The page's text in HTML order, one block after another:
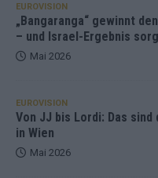
EUROVISION
„Bangaranga“ gewinnt
– und Israel-Ergebnis
Mai 2026
EUROVISION
Von JJ bis Lordi: Das sind
in Wien
Mai 2026